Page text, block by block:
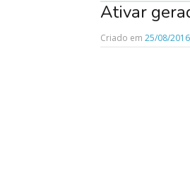
Ativar
Criado em 25/08/2016